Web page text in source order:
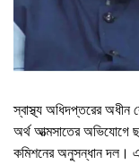
স্বাস্থ্য অধিদপ্তরের
অর্থ আত্মসাতের অভিযোগে
কমিশনের অনুসন্ধান দল।